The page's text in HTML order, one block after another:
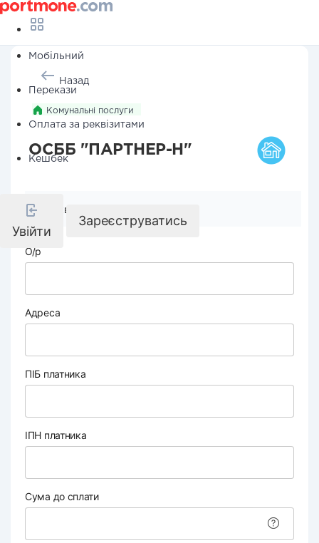
Мобільний
Перекази
Оплата за реквізитами
Кешбек
Увійти
Зареєструватись
Назад
Комунальні послуги
ОСББ "ПАРТНЕР-Н"
Реквізити компанії
О/р
Адреса
ПІБ платника
ІПН платника
Сума до сплати